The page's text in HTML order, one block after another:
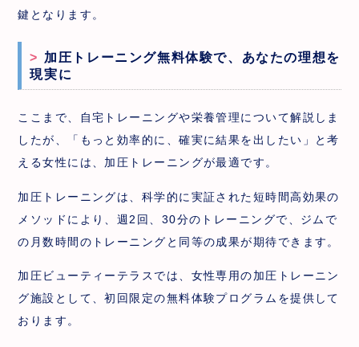
鍵となります。
加圧トレーニング無料体験で、あなたの理想を
現実に
ここまで、自宅トレーニングや栄養管理について解説しま
したが、「もっと効率的に、確実に結果を出したい」と考
える女性には、加圧トレーニングが最適です。
加圧トレーニングは、科学的に実証された短時間高効果の
メソッドにより、週2回、30分のトレーニングで、ジムで
の月数時間のトレーニングと同等の成果が期待できます。
加圧ビューティーテラスでは、女性専用の加圧トレーニン
グ施設として、初回限定の無料体験プログラムを提供して
おります。